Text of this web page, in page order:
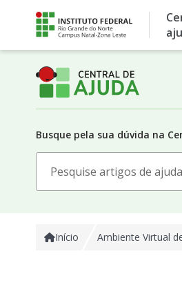
content
Busque pela sua dúvida na
for:
Início Ambiente Virtual